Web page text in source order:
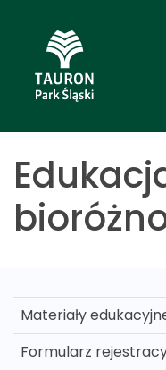
Materiały
Formularz